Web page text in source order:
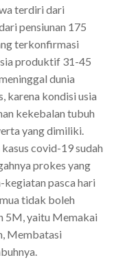
terdiri dari
pensiunan 175
terkonfirmasi
produktif 31-45
dunia
karena kondisi usia
kekebalan tubuh
yang dimiliki.
covid-19 sudah
prokes yang
pasca hari
tidak boleh
5M, yaitu Memakai
Membatasi